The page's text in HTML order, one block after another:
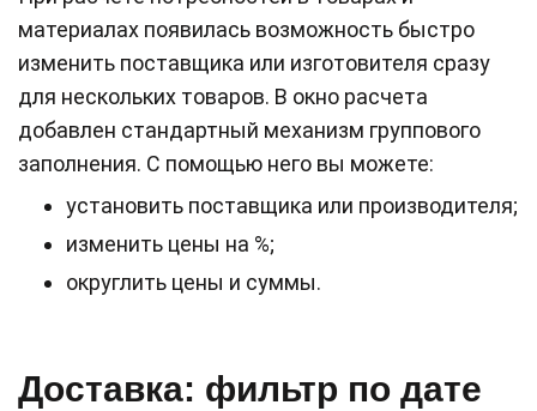
материалах появилась возможность быстро
изменить поставщика или изготовителя сразу
для нескольких товаров. В окно расчета
добавлен стандартный механизм группового
заполнения. С помощью него вы можете:
установить поставщика или производителя;
изменить цены на %;
округлить цены и суммы.
Доставка: фильтр по дате